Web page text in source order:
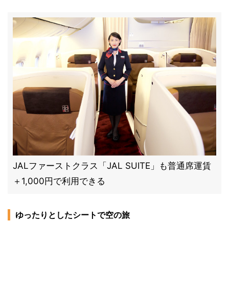
JALファーストクラス「JAL SUITE」も普通席運賃
＋1,000円で利用できる
ゆったりとしたシートで空の旅